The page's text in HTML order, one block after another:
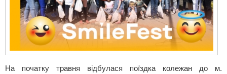
На початку травня відбулася поїздка колежан до м.